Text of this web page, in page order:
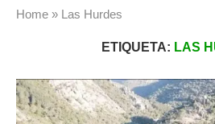
Home » Las Hurdes
ETIQUETA: LAS